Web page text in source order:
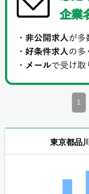
1
東京都品